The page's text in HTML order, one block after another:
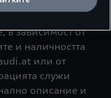
в зависимост от
и наличността
или от
служи
описание и